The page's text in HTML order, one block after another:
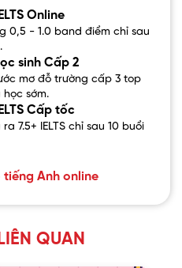
Online
0,5 - 1.0 band điểm chỉ sau
sinh Cấp 2
mơ đỗ trường cấp 3 top
sớm.
Cấp tốc
7.5+ IELTS chỉ sau 10 buổi
tiếng Anh online
QUAN